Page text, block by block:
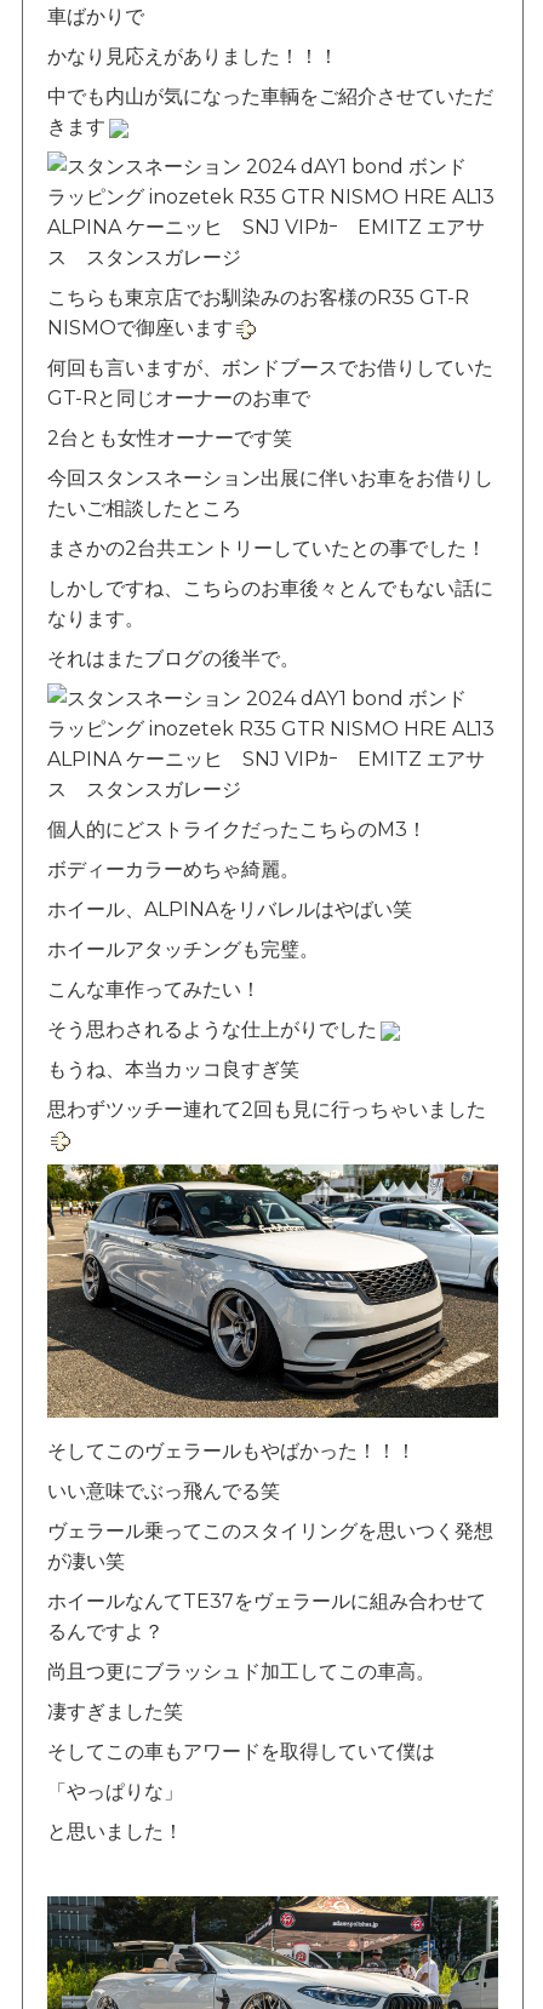
車ばかりで
かなり見応えがありました！！！
中でも内山が気になった車輌をご紹介させていただ
きます
こちらも東京店でお馴染みのお客様のR35 GT-R
NISMOで御座います
何回も言いますが、ボンドブースでお借りしていた
GT-Rと同じオーナーのお車で
2台とも女性オーナーです笑
今回スタンスネーション出展に伴いお車をお借りし
たいご相談したところ
まさかの2台共エントリーしていたとの事でした！
しかしですね、こちらのお車後々とんでもない話に
なります。
それはまたブログの後半で。
個人的にどストライクだったこちらのM3！
ボディーカラーめちゃ綺麗。
ホイール、ALPINAをリバレルはやばい笑
ホイールアタッチングも完璧。
こんな車作ってみたい！
そう思わされるような仕上がりでした
もうね、本当カッコ良すぎ笑
思わずツッチー連れて2回も見に行っちゃいました
そしてこのヴェラールもやばかった！！！
いい意味でぶっ飛んでる笑
ヴェラール乗ってこのスタイリングを思いつく発想
が凄い笑
ホイールなんてTE37をヴェラールに組み合わせて
るんですよ？
尚且つ更にブラッシュド加工してこの車高。
凄すぎました笑
そしてこの車もアワードを取得していて僕は
「やっぱりな」
と思いました！